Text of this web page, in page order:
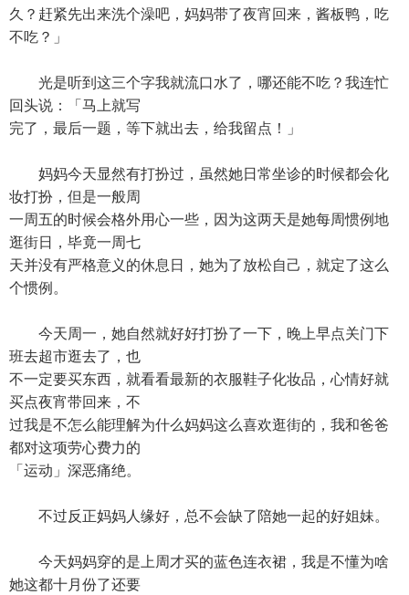
久？赶紧先出来洗个澡吧，妈妈带了夜宵回来，酱板鸭，吃
不吃？」
光是听到这三个字我就流口水了，哪还能不吃？我连忙
回头说：「马上就写
完了，最后一题，等下就出去，给我留点！」
妈妈今天显然有打扮过，虽然她日常坐诊的时候都会化
妆打扮，但是一般周
一周五的时候会格外用心一些，因为这两天是她每周惯例地
逛街日，毕竟一周七
天并没有严格意义的休息日，她为了放松自己，就定了这么
个惯例。
今天周一，她自然就好好打扮了一下，晚上早点关门下
班去超市逛去了，也
不一定要买东西，就看看最新的衣服鞋子化妆品，心情好就
买点夜宵带回来，不
过我是不怎么能理解为什么妈妈这么喜欢逛街的，我和爸爸
都对这项劳心费力的
「运动」深恶痛绝。
不过反正妈妈人缘好，总不会缺了陪她一起的好姐妹。
今天妈妈穿的是上周才买的蓝色连衣裙，我是不懂为啥
她这都十月份了还要